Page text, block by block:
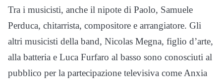
Tra i musicisti, anche il nipote di Paolo, Samuele
Perduca, chitarrista, compositore e arrangiatore. Gli
altri musicisti della band, Nicolas Megna, figlio d’arte,
alla batteria e Luca Furfaro al basso sono conosciuti al
pubblico per la partecipazione televisiva come Anxia